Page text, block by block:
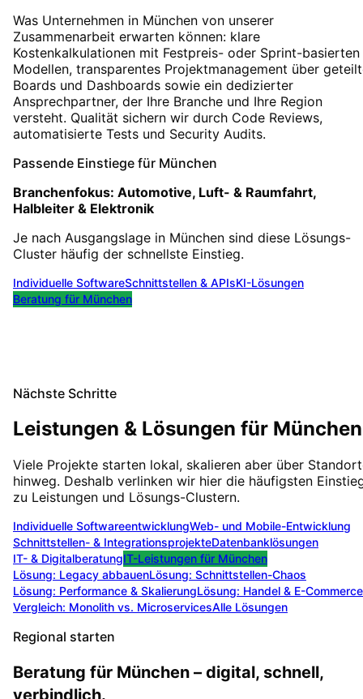
Was Unternehmen in München von unserer
Zusammenarbeit erwarten können: klare
Kostenkalkulationen mit Festpreis- oder Sprint-basierten
Modellen, transparentes Projektmanagement über
Boards und Dashboards sowie ein dedizierter
Ansprechpartner, der Ihre Branche und Ihre Region
versteht. Qualität sichern wir durch Code Reviews,
automatisierte Tests und Security Audits.
Passende Einstiege für München
Branchenfokus: Automotive, Luft- & Raumfahrt,
Halbleiter & Elektronik
Je nach Ausgangslage in München sind diese Lösungs-
Cluster häufig der schnellste Einstieg.
Individuelle SoftwareSchnittstellen & APIsKI-Lösungen
Beratung für München
Nächste Schritte
Leistungen & Lösungen für München
Viele Projekte starten lokal, skalieren aber über
hinweg. Deshalb verlinken wir hier die häufigsten
zu Leistungen und Lösungs-Clustern.
Individuelle SoftwareentwicklungWeb- und Mobile-Entwicklung
Schnittstellen- & IntegrationsprojekteDatenbanklösungen
IT- & DigitalberatungIT-Leistungen für München
Lösung: Legacy abbauenLösung: Schnittstellen-Chaos
Lösung: Performance & SkalierungLösung: Handel & E-Commerce
Vergleich: Monolith vs. MicroservicesAlle Lösungen
Regional starten
Beratung für München – digital, schnell,